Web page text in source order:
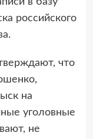
российского
что
на
уголовные
не